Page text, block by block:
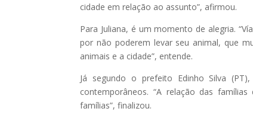
cidade em relação ao assunto”, afirmou.
Para Juliana, é um momento de alegria.
por não poderem levar seu animal, que
animais e a cidade”, entende.
Já segundo o prefeito Edinho Silva
contemporâneos. “A relação das
famílias”, finalizou.